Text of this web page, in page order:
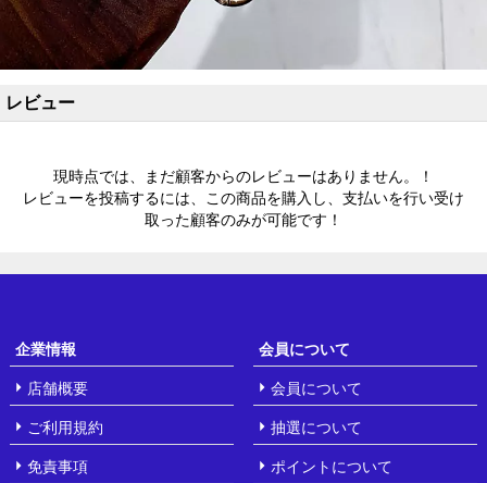
レビュー
現時点では、まだ顧客からのレビューはありません。！
レビューを投稿するには、この商品を購入し、支払いを行い受け
取った顧客のみが可能です！
企業情報
店舗概要
ご利用規約
免責事項
会員について
会員について
抽選について
ポイントについて